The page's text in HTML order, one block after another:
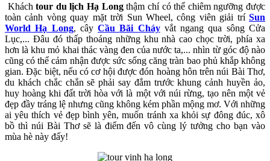
Kháchtour du lịch Hạ Longthậm chí có thể chiêm ngưỡng được
toàn cảnh vòng quay mặt trời Sun Wheel, công viên giải trí Sun
World Hạ Long, câyCầuBãi Cháyvắt ngang qua sông Cửa
Lục,... Đâu đó thấp thoáng những khu nhà cao chọc trời, phía xa
hơn là khu mỏ khai thác vàng đen của nước ta,... nhìn từ góc độ nào
cũng có thể cảm nhận được sức sống căng tràn bao phủ khắp không
gian. Đặc biệt, nếu có cơ hội được đón hoàng hôn trên núi Bài Thơ,
du khách chắc chắn sẽ phải say đắm trước khung cảnh huyền ảo,
huy hoàng khi đất trời hòa với là một với núi rừng, tạo nên một vẻ
đẹp đầy tráng lệ nhưng cũng không kém phần mộng mơ. Với những
ai yêu thích vẻ đẹp bình yên, muốn tránh xa khỏi sự đông đúc, xô
bồ thì núi Bài Thơ sẽ là điểm đến vô cùng lý tưởng cho bạn vào
mùa hè này đấy!